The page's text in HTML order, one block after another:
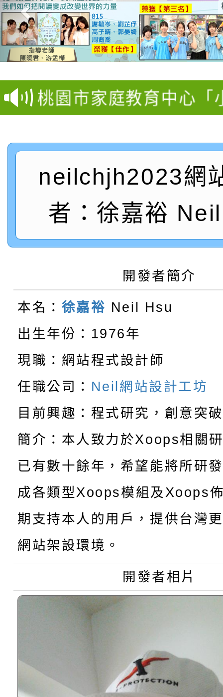
【甄選結果(第11招)】
學年度第1學期第7次代
結果(第11招)
【甄選結果(第3招)】
學年度第1學期第9次代
結果(第3招)
桃園市家庭教育中心「
程資訊」、「暑期親子
「祖孫樂淘桃」、「愛
絕-親子共學同樂會」
站幸福系列講座及成長
「校園短影音徵選活動
員」簡章及活動海報，
踴躍報名參加
115學年度新生訓練注
115學年度新生補報到
結果
【甄選結果(第10招)】
學年度第1學期第7次
【甄選結果(第2招)】
結果(第2招)
9月16日本府B2大禮堂
1次會員大會暨第7屆會
函轉運動部全民運動
推動社區運動俱樂部營
計畫」1 份，請踴躍報
權責核予出席人員公(
【甄選結果(第11招)】
學年度第1學期第7次代
結果(第11招)
【甄選結果(第3招)】
學年度第1學期第9次代
結果(第3招)
桃園市家庭教育中心「
程資訊」、「暑期親子
「祖孫樂淘桃」、「愛
絕-親子共學同樂會」
站幸福系列講座及成長
報，惠請貴機關(學校)
宣導。
「校園短影音徵選活動
員」簡章及活動海報，
踴躍報名參加
115學年度新生訓練注
115學年度新生補報到
結果
【甄選結果(第10招)】
學年度第1學期第7次
【甄選結果(第2招)】
結果(第2招)
轉知：本市公務人員
9月16日本府B2大禮堂
1次會員大會暨第7屆會
函轉運動部全民運動署
推動社區運動俱樂部營
計畫」1 份，請踴躍報
權責核予出席人員公(
neilchjh2023網
者：徐嘉裕
開發者簡介
本名： 徐嘉裕 Neil Hsu
出生年份：1976年
現職：網站程式設計師
任職公司： Neil網站設計工坊
目前興趣：程式研究，創意突
簡介：本人致力於Xoops相關
已有數十餘年，希望能將所研
成各類型Xoops模組及Xoops
期支持本人的用戶，提供台灣
網站架設環境。
開發者相片